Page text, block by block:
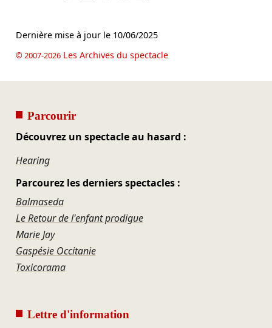
Dernière mise à jour le 10/06/2025
© 2007-2026Les Archives du spectacle
Parcourir
Découvrez un spectacle au hasard :
Hearing
Parcourez les derniers spectacles :
Balmaseda
Le Retour de l'enfant prodigue
Marie Jay
Gaspésie Occitanie
Toxicorama
Lettre d'information